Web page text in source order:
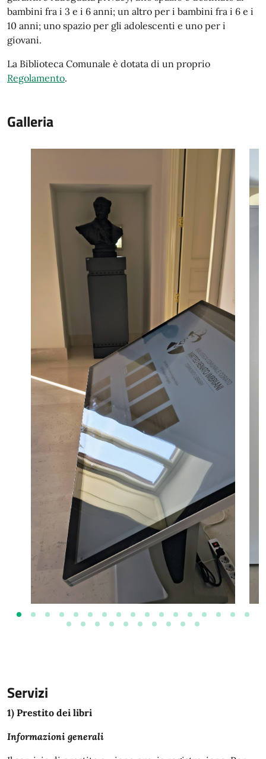
bambini fra i 3 e i 6 anni; un altro per i bambini fra i 6 e i
10 anni; uno spazio per gli adolescenti e uno per i
giovani.
La Biblioteca Comunale è dotata di un proprio
Regolamento.
Galleria
Servizi
Servizi presenti nel luogo
1) Prestito dei libri
Informazioni generali